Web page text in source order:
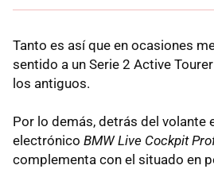
Tanto es así que en ocasiones
sentido a un Serie 2 Active
los antiguos.
Por lo demás, detrás del volante
electrónico BMW Live Cockpit
complementa con el situado en